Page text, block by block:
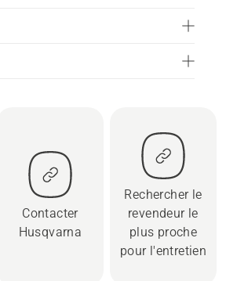
Contacter
Husqvarna
Rechercher le
revendeur le
plus proche
pour l'entretien